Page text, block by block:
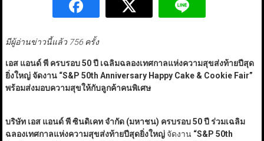
มีผู้อ่านข่าวนี้แล้ว 756 ครั้ง
เอส แอนด์ พี ครบรอบ 50 ปี เฉลิมฉลองเทศกาลแห่งความสุขส่งท้ายปีสุด
ยิ่งใหญ่ จัดงาน “S&P 50th Anniversary Happy Cake & Cookie Fair”
พร้อมส่งมอบความสุขให้กับลูกค้าคนพิเศษ
บริษัท เอส แอนด์ พี ซินดิเคท จำกัด (มหาชน) ครบรอบ 50 ปี ร่วมเฉลิม
ฉลองเทศกาลแห่งความสุขส่งท้ายปีสุดยิ่งใหญ่จัดงาน “S&P 50th